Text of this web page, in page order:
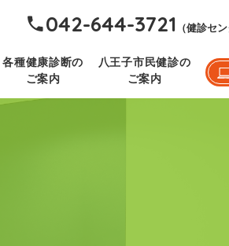
042-644-3721 （健診セ
各種健康診断の
ご案内
八王子市民健診の
ご案内